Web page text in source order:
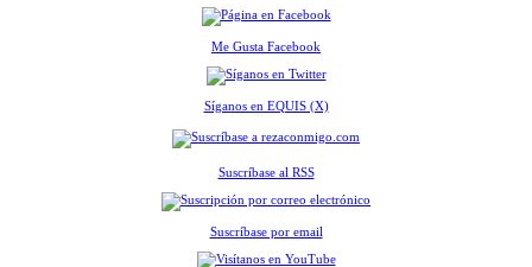
Me Gusta Facebook
Síganos en EQUIS (X)
Suscríbase al RSS
Suscríbase por email